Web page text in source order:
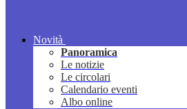
Novità
Panoramica
Le notizie
Le circolari
Calendario eventi
Albo online